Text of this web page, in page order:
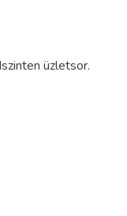
üzletsor.